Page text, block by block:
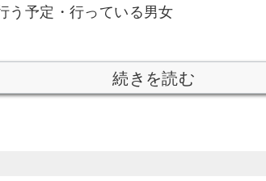
う予定・行っている男女
続きを読む